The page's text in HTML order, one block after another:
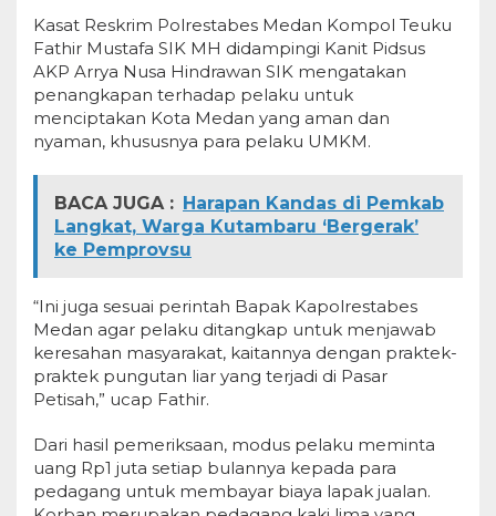
Kasat Reskrim Polrestabes Medan Kompol Teuku
Fathir Mustafa SIK MH didampingi Kanit Pidsus
AKP Arrya Nusa Hindrawan SIK mengatakan
penangkapan terhadap pelaku untuk
menciptakan Kota Medan yang aman dan
nyaman, khususnya para pelaku UMKM.
BACA JUGA : Harapan Kandas di Pemkab
Langkat, Warga Kutambaru ‘Bergerak’
ke Pemprovsu
“Ini juga sesuai perintah Bapak Kapolrestabes
Medan agar pelaku ditangkap untuk menjawab
keresahan masyarakat, kaitannya dengan praktek-
praktek pungutan liar yang terjadi di Pasar
Petisah,” ucap Fathir.
Dari hasil pemeriksaan, modus pelaku meminta
uang Rp1 juta setiap bulannya kepada para
pedagang untuk membayar biaya lapak jualan.